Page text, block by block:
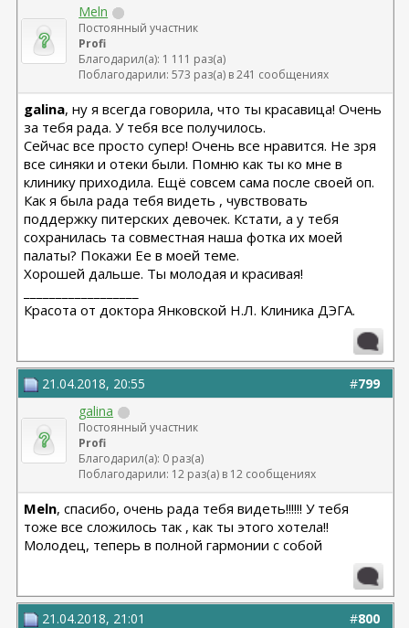
Meln
Постоянный участник
Profi
Благодарил(а): 1 111 раз(а)
Поблагодарили: 573 раз(а) в 241 сообщениях
galina, ну я всегда говорила, что ты красавица! Очень
за тебя рада. У тебя все получилось.
Сейчас все просто супер! Очень все нравится. Не зря
все синяки и отеки были. Помню как ты ко мне в
клинику приходила. Ещё совсем сама после своей оп.
Как я была рада тебя видеть , чувствовать
поддержку питерских девочек. Кстати, а у тебя
сохранилась та совместная наша фотка их моей
палаты? Покажи Ее в моей теме.
Хорошей дальше. Ты молодая и красивая!
Красота от доктора Янковской Н.Л. Клиника ДЭГА.
#799
21.04.2018, 20:55
galina
Постоянный участник
Profi
Благодарил(а): 0 раз(а)
Поблагодарили: 12 раз(а) в 12 сообщениях
Meln, спасибо, очень рада тебя видеть!!!!!! У тебя
тоже все сложилось так , как ты этого хотела!!
Молодец, теперь в полной гармонии с собой
#800
21.04.2018, 21:01